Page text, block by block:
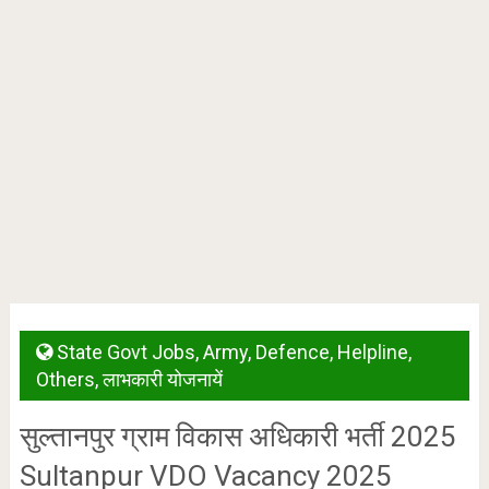
State Govt Jobs,Army, Defence, Helpline,
Others,लाभकारी योजनायें
सुल्तानपुर ग्राम विकास अधिकारी भर्ती 2025
Sultanpur VDO Vacancy 2025